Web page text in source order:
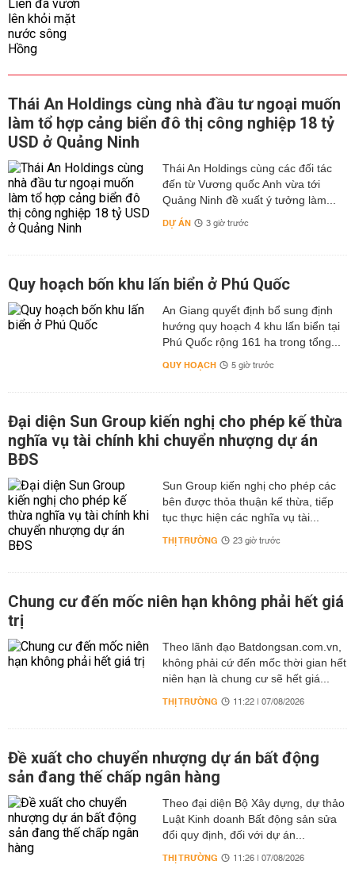
Thái An Holdings cùng nhà đầu tư ngoại muốn
làm tổ hợp cảng biển đô thị công nghiệp 18 tỷ
USD ở Quảng Ninh
Thái An Holdings cùng các đối tác
đến từ Vương quốc Anh vừa tới
Quảng Ninh đề xuất ý tưởng làm...
DỰ ÁN 3 giờ trước
Quy hoạch bốn khu lấn biển ở Phú Quốc
An Giang quyết định bổ sung định
hướng quy hoạch 4 khu lấn biển tại
Phú Quốc rộng 161 ha trong tổng...
QUY HOẠCH 5 giờ trước
Đại diện Sun Group kiến nghị cho phép kế thừa
nghĩa vụ tài chính khi chuyển nhượng dự án
BĐS
Sun Group kiến nghị cho phép các
bên được thỏa thuận kế thừa, tiếp
tục thực hiện các nghĩa vụ tài...
THỊ TRƯỜNG 23 giờ trước
Chung cư đến mốc niên hạn không phải hết giá
trị
Theo lãnh đạo Batdongsan.com.vn,
không phải cứ đến mốc thời gian hết
niên hạn là chung cư sẽ hết giá...
THỊ TRƯỜNG 11:22 | 07/08/2026
Đề xuất cho chuyển nhượng dự án bất động
sản đang thế chấp ngân hàng
Theo đại diện Bộ Xây dựng, dự thảo
Luật Kinh doanh Bất động sản sửa
đổi quy định, đối với dự án...
THỊ TRƯỜNG 11:26 | 07/08/2026